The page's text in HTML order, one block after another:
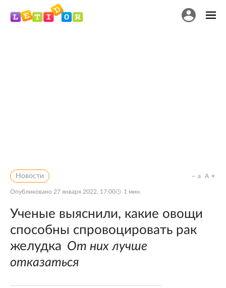
Новости
Опубликовано 27 января 2022, 17:00 1 мин.
a A
Ученые выяснили, какие овощи
способны спровоцировать рак
желудка От них лучше
отказаться